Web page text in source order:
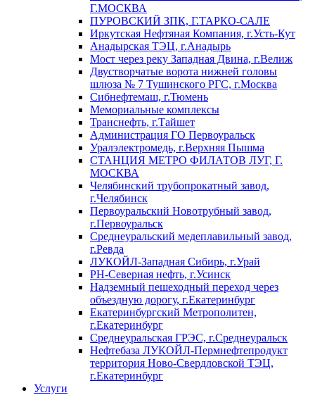
Г.МОСКВА
ПУРОВСКИЙ ЗПК, Г.ТАРКО-САЛЕ
Иркутская Нефтяная Компания, г.Усть-Кут
Анадырская ТЭЦ, г.Анадырь
Мост через реку Западная Двина, г.Велиж
Двустворчатые ворота нижней головы
шлюза № 7 Тушинского РГС, г.Москва
Сибнефтемаш, г.Тюмень
Мемориальные комплексы
Транснефть, г.Тайшет
Администрация ГО Первоуральск
Уралэлектромедь, г.Верхняя Пышма
СТАНЦИЯ МЕТРО ФИЛАТОВ ЛУГ, Г.
МОСКВА
Челябинский трубопрокатный завод,
г.Челябинск
Первоуральский Новотрубный завод,
г.Первоуральск
Среднеуральский медеплавильный завод,
г.Ревда
ЛУКОЙЛ-Западная Сибирь, г.Урай
РН-Северная нефть, г.Усинск
Надземный пешеходный переход через
объездную дорогу, г.Екатеринбург
Екатеринбургский Метрополитен,
г.Екатеринбург
Среднеуральская ГРЭС, г.Среднеуральск
Нефтебаза ЛУКОЙЛ-Пермнефтепродукт
территория Ново-Свердловской ТЭЦ,
г.Екатеринбург
Услуги